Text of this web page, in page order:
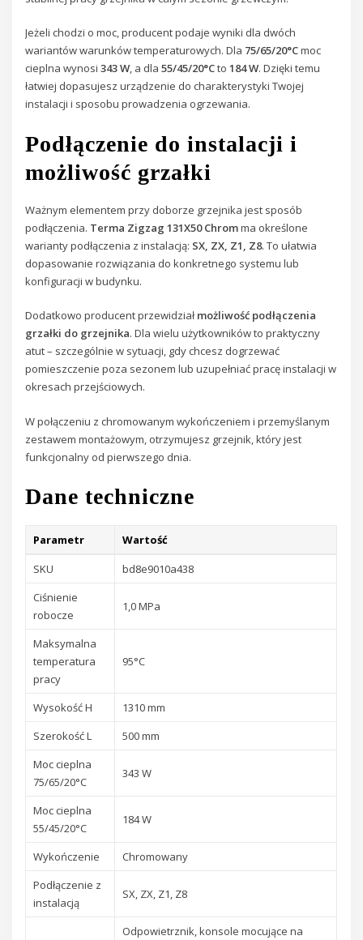
Jeżeli chodzi o moc, producent podaje wyniki dla dwóch
wariantów warunków temperaturowych. Dla 75/65/20°Cmoc
cieplna wynosi343 W, a dla55/45/20°Cto184 W. Dzięki temu
łatwiej dopasujesz urządzenie do charakterystyki Twojej
instalacji i sposobu prowadzenia ogrzewania.
Podłączenie do instalacji i
możliwość grzałki
Ważnym elementem przy doborze grzejnika jest sposób
podłączenia. Terma Zigzag 131X50 Chromma określone
warianty podłączenia z instalacją: SX, ZX, Z1, Z8. To ułatwia
dopasowanie rozwiązania do konkretnego systemu lub
konfiguracji w budynku.
Dodatkowo producent przewidziałmożliwość podłączenia
grzałki do grzejnika. Dla wielu użytkowników to praktyczny
atut – szczególnie w sytuacji, gdy chcesz dogrzewać
pomieszczenie poza sezonem lub uzupełniać pracę instalacji w
okresach przejściowych.
W połączeniu z chromowanym wykończeniem i przemyślanym
zestawem montażowym, otrzymujesz grzejnik, który jest
funkcjonalny od pierwszego dnia.
Dane techniczne
Parametr
Wartość
SKU
bd8e9010a438
Ciśnienie
robocze
1,0 MPa
Maksymalna
temperatura
pracy
95°C
Wysokość H
1310 mm
Szerokość L
500 mm
Moc cieplna
75/65/20°C
343 W
Moc cieplna
55/45/20°C
184 W
Wykończenie
Chromowany
Podłączenie z
instalacją
SX, ZX, Z1, Z8
Odpowietrznik, konsole mocujące na